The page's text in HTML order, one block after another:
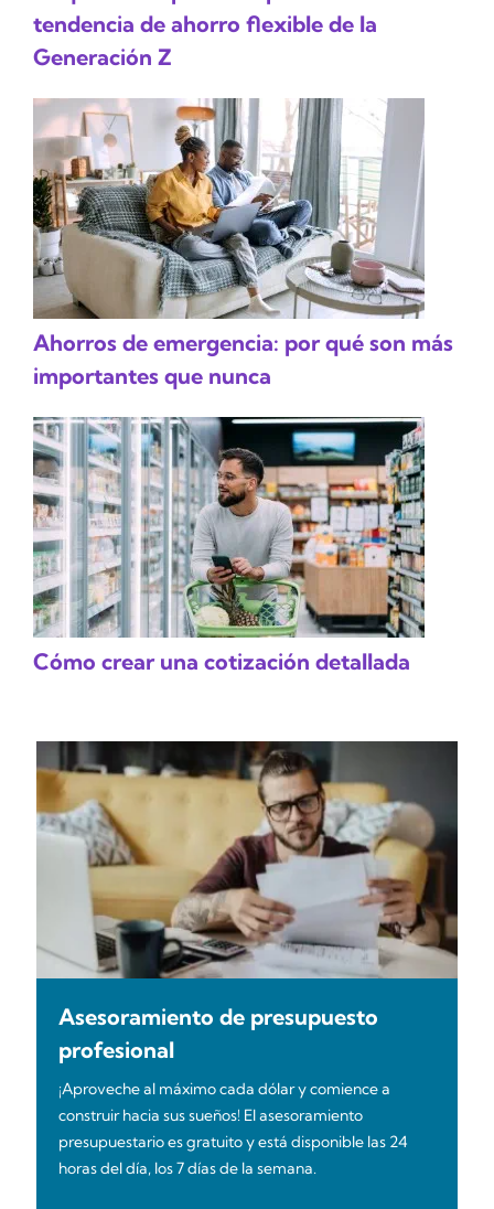
tendencia de ahorro flexible de la
Generación Z
Ahorros de emergencia: por qué son más
importantes que nunca
Cómo crear una cotización detallada
Asesoramiento de presupuesto
profesional
¡Aproveche al máximo cada dólar y comience a
construir hacia sus sueños! El asesoramiento
presupuestario es gratuito y está disponible las 24
horas del día, los 7 días de la semana.